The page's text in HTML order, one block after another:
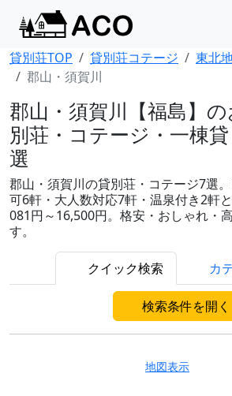
貸別荘TOP 貸別荘コテージ 東北
郡山・須賀川
郡山・須賀川【福島】
別荘・コテージ・一棟
選
郡山・須賀川の貸別荘・コテージ7選
可6軒・大人数対応7軒・温泉付き2軒
081円～16,500円。格安・おしゃれ・
す。
クイック検索 カ
検索条件を開く
地図表示